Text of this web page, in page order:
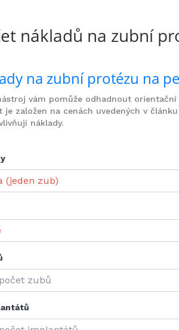
nákladů na zubní
na zubní protézu na
vám pomůže odhadnout
je založen na cenách uvedených v
náklady.